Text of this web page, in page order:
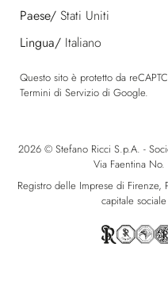
Paese/ Stati Uniti
Lingua/ Italiano
Questo sito è protetto da
Termini di Servizio di Google.
2026 © Stefano Ricci S.p.A. -
Via Faentina No.
Registro delle Imprese di
capitale